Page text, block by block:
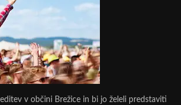
v občini Brežice in bi jo želeli predstaviti